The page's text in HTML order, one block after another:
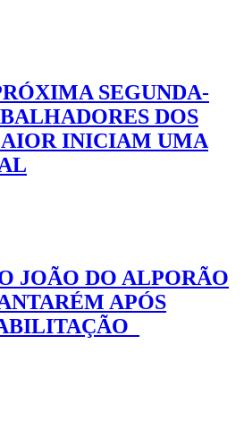
SEGUNDA-
DOS
INICIAM UMA
JOÃO DO ALPORÃO
APÓS